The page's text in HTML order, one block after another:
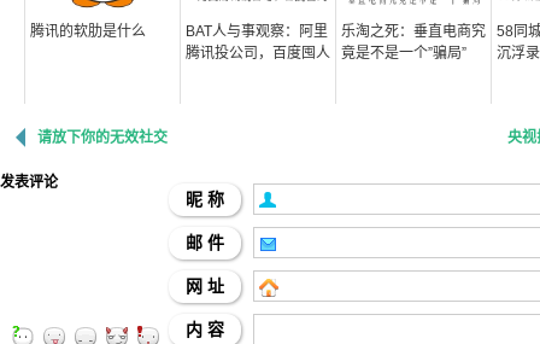
腾讯的软肋是什么
BAT人与事观察：阿里
腾讯投公司，百度囤人
乐淘之死：垂直电商究
竟是不是一个”骗局”
58同
沉浮录
请放下你的无效社交 央视
发表评论
昵 称
邮 件
网 址
内 容